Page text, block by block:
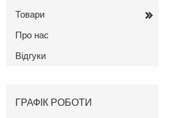
Товари
Про нас
Відгуки
ГРАФІК РОБОТИ